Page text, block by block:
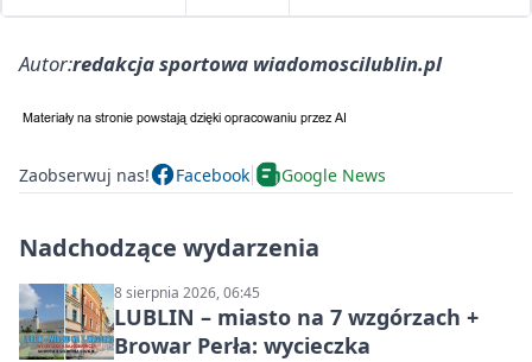
Autor:redakcja sportowa wiadomoscilublin.pl
Zaobserwuj nas! Facebook Google News
Nadchodzące wydarzenia
8 sierpnia 2026, 06:45
LUBLIN – miasto na 7 wzgórzach +
Browar Perła: wycieczka